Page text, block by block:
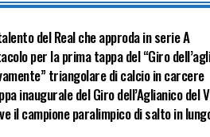
del Real che approda in serie A
per la prima tappa del “Giro
triangolare di calcio in carcere
inaugurale del Giro dell’Aglianico del
il campione paralimpico di salto in